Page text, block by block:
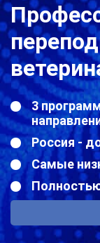
3
Россия -
Самые